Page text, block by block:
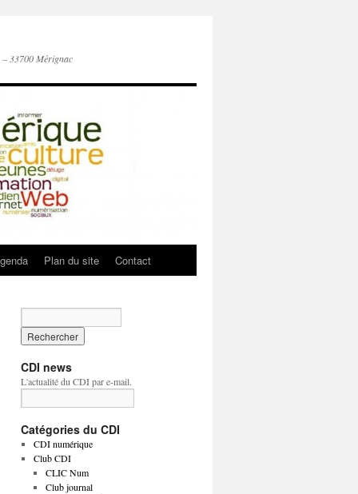
– 33700 Mérignac
Plan du site Contact
CDI news
L'actualité du CDI par e-mail.
Catégories du CDI
CDI numérique
Club CDI
CLIC Num
Club journal